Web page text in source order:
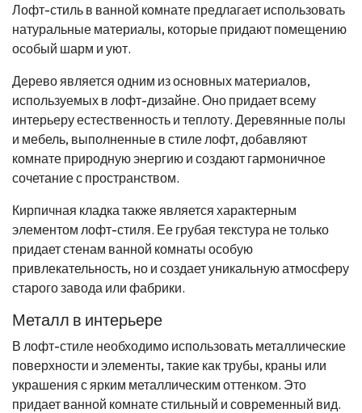
Лофт-стиль в ванной комнате предлагает использовать
натуральные материалы, которые придают помещению
особый шарм и уют.
Дерево является одним из основных материалов,
используемых в лофт-дизайне. Оно придает всему
интерьеру естественность и теплоту. Деревянные полы
и мебель, выполненные в стиле лофт, добавляют
комнате природную энергию и создают гармоничное
сочетание с пространством.
Кирпичная кладка также является характерным
элементом лофт-стиля. Ее грубая текстура не только
придает стенам ванной комнаты особую
привлекательность, но и создает уникальную атмосферу
старого завода или фабрики.
Металл в интерьере
В лофт-стиле необходимо использовать металлические
поверхности и элементы, такие как трубы, краны или
украшения с ярким металлическим оттенком. Это
придает ванной комнате стильный и современный вид.